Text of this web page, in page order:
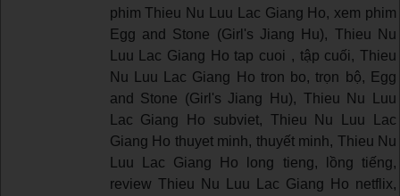
phim Thieu Nu Luu Lac Giang Ho, xem phim
Egg and Stone (Girl's Jiang Hu), Thieu Nu
Luu Lac Giang Ho tap cuoi , tập cuối, Thieu
Nu Luu Lac Giang Ho tron bo, trọn bộ, Egg
and Stone (Girl's Jiang Hu), Thieu Nu Luu
Lac Giang Ho subviet, Thieu Nu Luu Lac
Giang Ho thuyet minh, thuyết minh, Thieu Nu
Luu Lac Giang Ho long tieng, lồng tiếng,
review Thieu Nu Luu Lac Giang Ho netflix,